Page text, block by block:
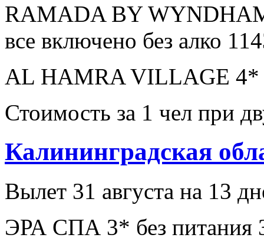
RAMADA BY
все включено без алко
AL HAMRA VILLAGE 4*
Стоимость за 1 чел при
Калининградская
Вылет 31 августа на 13
ЭРА СПА 3* без питания